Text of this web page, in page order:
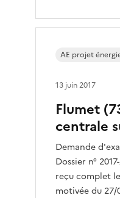
Flumet
centrale
Demande
Dossier n°
reçu complet
motivée du 27/
AE projet
13 juin 2017